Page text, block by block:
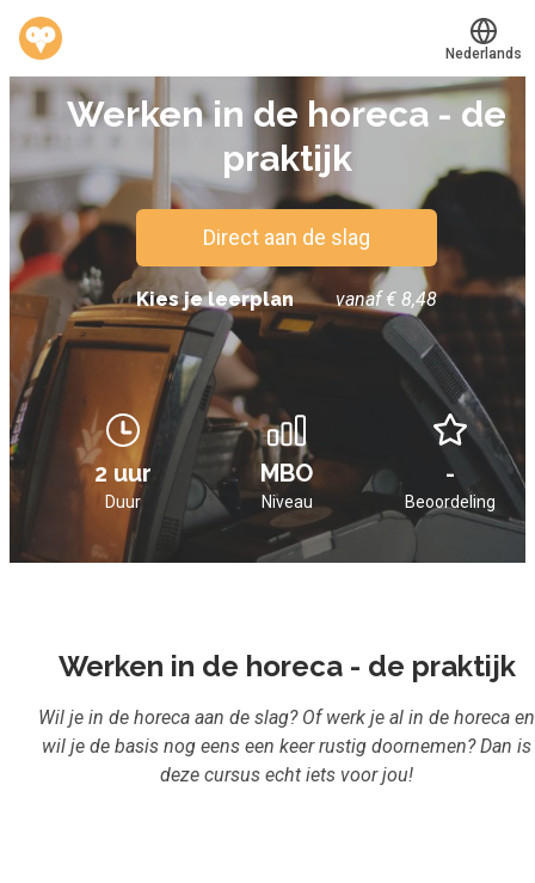
Werkvinders ®
Bedrijven
Mijn leerplek
Voucher verzilveren
Meer
Inloggen
Translate
Nederlands
Werken in de horeca - de
praktijk
Direct aan de slag
Kies je leerplan vanaf € 8,48
2 uur MBO -
Duur Niveau Beoordeling
Werken in de horeca - de praktijk
Wil je in de horeca aan de slag? Of werk je al in de horeca en
wil je de basis nog eens een keer rustig doornemen? Dan is
deze cursus echt iets voor jou!